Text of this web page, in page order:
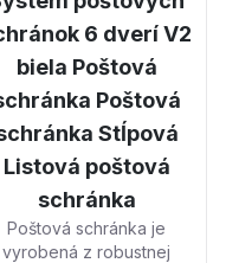
6 dverí V2
biela Poštová
Poštová
Stĺpová
Listová poštová
schránka
Poštová schránka je
vyrobená z robustnej